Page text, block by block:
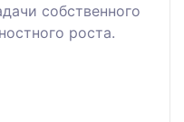
собственного
роста.